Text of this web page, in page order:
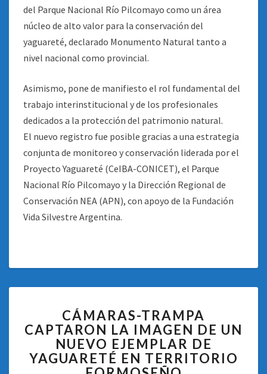
del Parque Nacional Río Pilcomayo como un área
núcleo de alto valor para la conservación del
yaguareté, declarado Monumento Natural tanto a
nivel nacional como provincial.
Asimismo, pone de manifiesto el rol fundamental del
trabajo interinstitucional y de los profesionales
dedicados a la protección del patrimonio natural.
El nuevo registro fue posible gracias a una estrategia
conjunta de monitoreo y conservación liderada por el
Proyecto Yaguareté (CeIBA-CONICET), el Parque
Nacional Río Pilcomayo y la Dirección Regional de
Conservación NEA (APN), con apoyo de la Fundación
Vida Silvestre Argentina.
TRAMPA
CAPTARON
LA
IMAGEN
DE
CÁMARAS-TRAMPA
CAPTARON LA IMAGEN DE UN
NUEVO EJEMPLAR DE
YAGUARETÉ EN TERRITORIO